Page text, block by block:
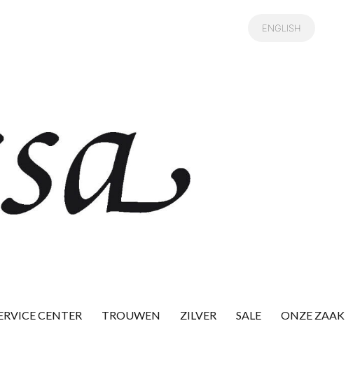
ENGLISH
CENTER TROUWEN ZILVER SALE ONZE ZAAK